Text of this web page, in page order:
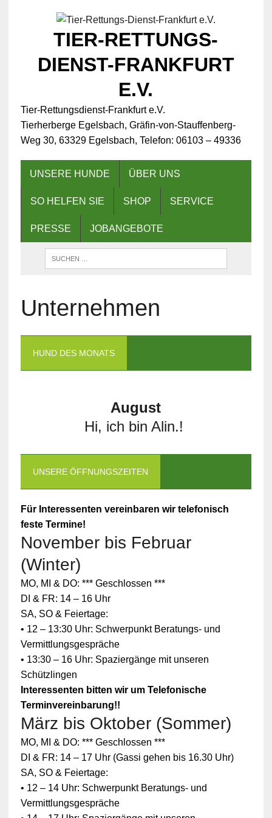
TIER-RETTUNGS-
DIENST-FRANKFURT
E.V.
Tier-Rettungsdienst-Frankfurt e.V.
Tierherberge Egelsbach, Gräfin-von-Stauffenberg-
Weg 30, 63329 Egelsbach, Telefon: 06103 – 49336
UNSERE HUNDE ÜBER UNS
SO HELFEN SIE SHOP SERVICE
PRESSE JOBANGEBOTE
Unternehmen
HUND DES MONATS
August
Hi, ich bin Alin.!
UNSERE ÖFFNUNGSZEITEN
Für Interessenten vereinbaren wir telefonisch
feste Termine!
November bis Februar
(Winter)
MO, MI & DO: *** Geschlossen ***
DI & FR: 14 – 16 Uhr
SA, SO & Feiertage:
• 12 – 13:30 Uhr: Schwerpunkt Beratungs- und
Vermittlungsgespräche
• 13:30 – 16 Uhr: Spaziergänge mit unseren
Schützlingen
Interessenten bitten wir um Telefonische
Terminvereinbarung!!
März bis Oktober (Sommer)
MO, MI & DO: *** Geschlossen ***
DI & FR: 14 – 17 Uhr (Gassi gehen bis 16.30 Uhr)
SA, SO & Feiertage:
• 12 – 14 Uhr: Schwerpunkt Beratungs- und
Vermittlungsgespräche
Zum
Schutz
Ihrer
persönlic
hen
Daten ist
die
Verbindun
g zu